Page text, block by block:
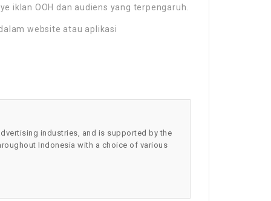
iklan OOH dan audiens yang terpengaruh.
website atau aplikasi
industries, and is supported by the
Indonesia with a choice of various